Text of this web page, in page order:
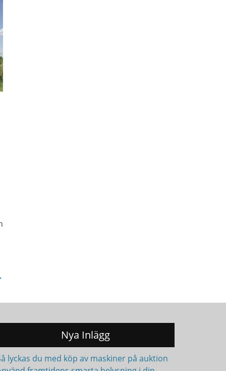
Nya Inlägg
lyckas du med köp av maskiner på auktion